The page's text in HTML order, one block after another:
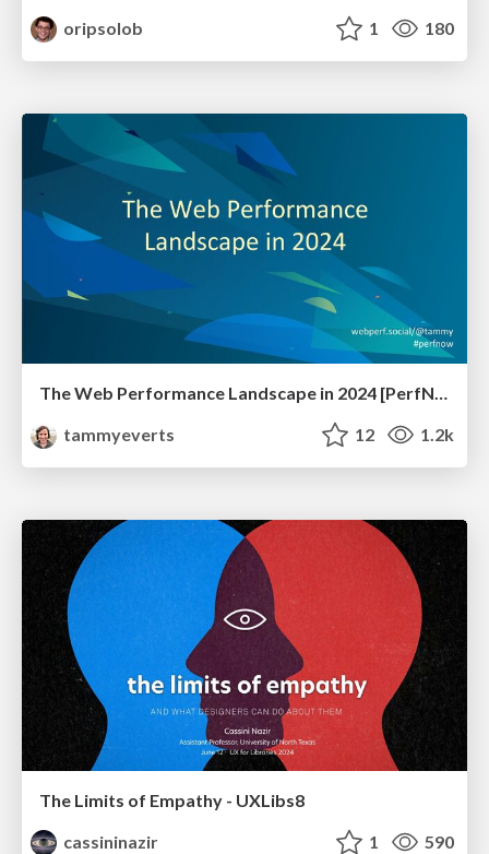
oripsolob
1 180
The Web Performance Landscape in 2024 [PerfNow 2024]
tammyeverts
12 1.2k
The Limits of Empathy - UXLibs8
cassininazir
1 590